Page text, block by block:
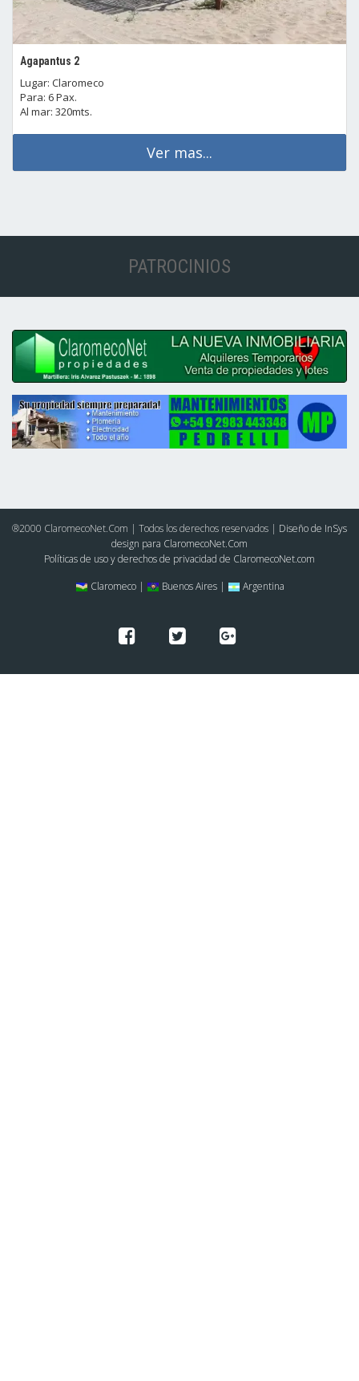
Agapantus 2
Lugar: Claromeco
Para: 6 Pax.
Al mar: 320mts.
Ver mas...
PATROCINIOS
®2000 ClaromecoNet.Com | Todos los derechos reservados | Diseño de InSys
design para ClaromecoNet.Com
Políticas de uso y derechos de privacidad de ClaromecoNet.com
Claromeco |
Buenos Aires | Argentina